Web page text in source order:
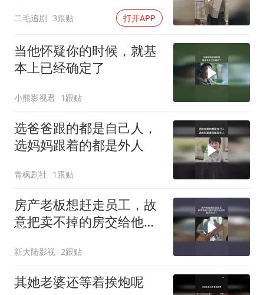
二毛追剧 3跟贴 打开APP
当他怀疑你的时候，就基
本上已经确定了
小熊影视君 1跟贴
选爸爸跟的都是自己人，
选妈妈跟着的都是外人
青枫剧社 1跟贴
房产老板想赶走员工，故
意把卖不掉的房交给他
新大陆影视 2跟贴
其她老婆还等着挨炮呢